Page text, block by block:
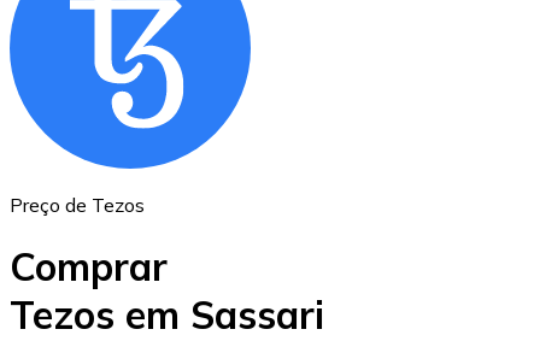
ETH
Preço de Tezos
Comprar
Tezos em Sassari